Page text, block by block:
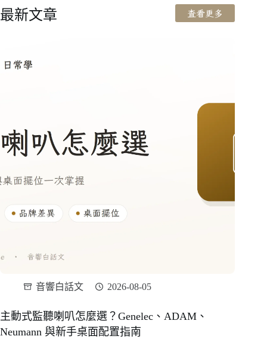
最新文章 查看更多
音響白話文 2026-08-05
主動式監聽喇叭怎麼選？Genelec、ADAM、
Neumann 與新手桌面配置指南